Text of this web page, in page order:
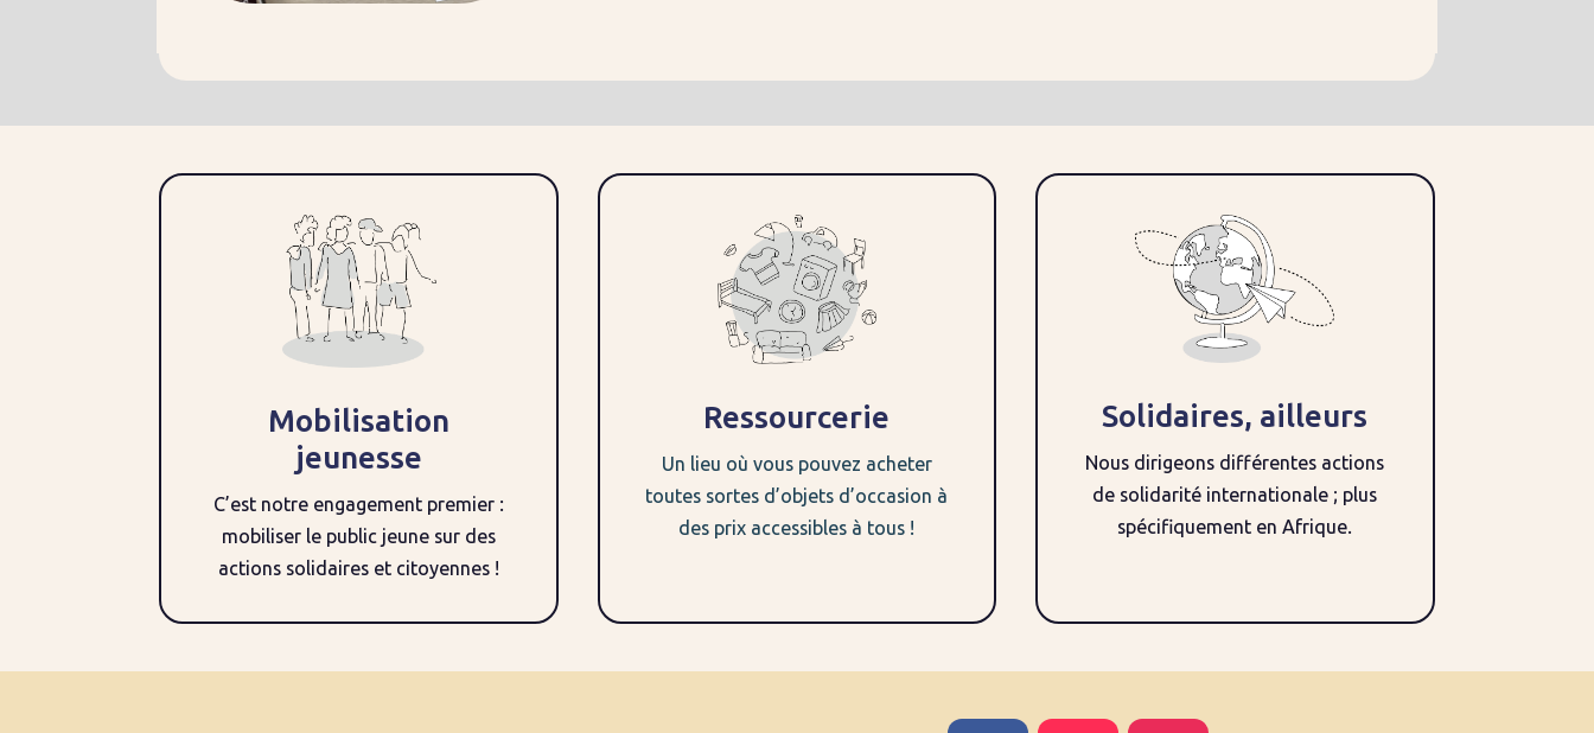
Mobilisation
jeunesse
C’est notre engagement premier :
mobiliser le public jeune sur des
actions solidaires et citoyennes !
Ressourcerie
Un lieu où vous pouvez acheter
toutes sortes d’objets d’occasion à
des prix accessibles à tous !
Solidaires, ailleurs
Nous dirigeons différentes actions
de solidarité internationale ; plus
spécifiquement en Afrique.